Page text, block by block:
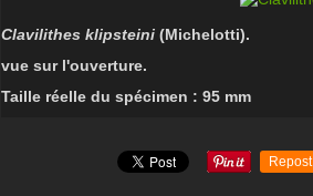
Clavilithes klipsteini (Michelotti).
vue sur l'ouverture.
Taille réelle du spécimen : 95 mm
Repost